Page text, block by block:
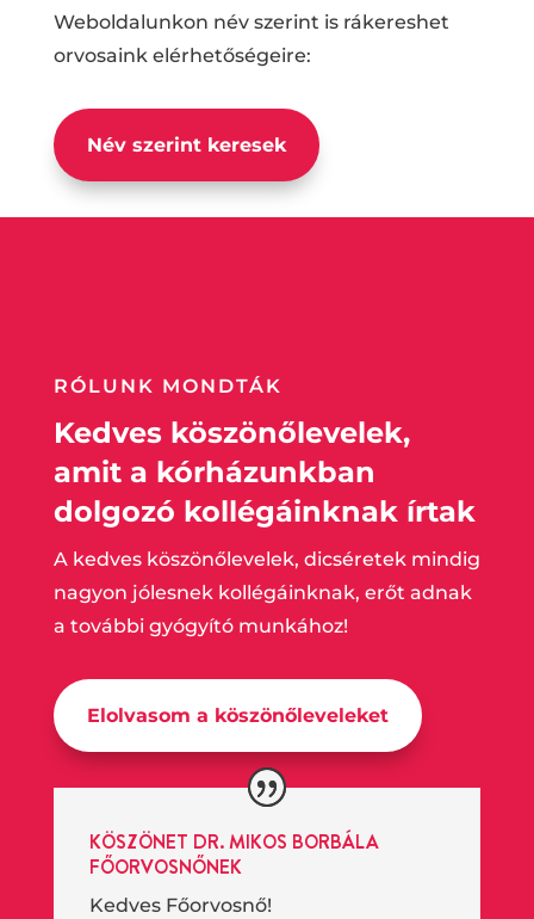
Weboldalunkon név szerint is rákereshet
orvosaink elérhetőségeire:
Név szerint keresek
RÓLUNK MONDTÁK
Kedves köszönőlevelek,
amit a kórházunkban
dolgozó kollégáinknak írtak
A kedves köszönőlevelek, dicséretek mindig
nagyon jólesnek kollégáinknak, erőt adnak
a további gyógyító munkához!
Elolvasom a köszönőleveleket
KÖSZÖNET DR. MIKOS BORBÁLA
FŐORVOSNŐNEK
Kedves Főorvosnő!